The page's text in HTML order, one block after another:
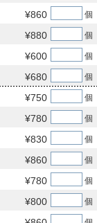
¥860 個
¥880 個
¥600 個
¥680 個
¥750 個
¥780 個
¥830 個
¥860 個
¥780 個
¥800 個